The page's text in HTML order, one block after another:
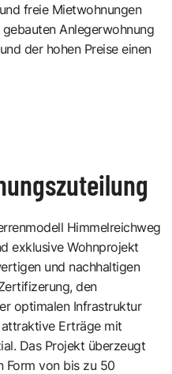
freie Mietwohnungen
Anlegerwohnung
der hohen Preise einen
Himmelreichweg
exklusive Wohnprojekt
und nachhaltigen
den
optimalen Infrastruktur
Erträge mit
Das Projekt überzeugt
Form von bis zu 50